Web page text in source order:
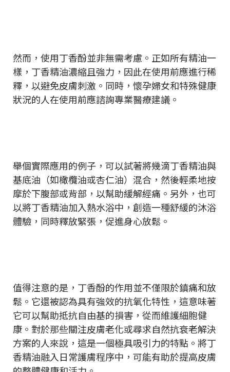
然而，使用丁香酚並非無需考慮。正如所有精油一
樣，丁香精油濃縮且強力，因此在使用前應進行稀
釋，以避免皮膚刺激。同時，懷孕婦女和特殊健康
狀況的人在使用前應諮詢專業醫療建議。
舉個實際應用的例子，可以試著將幾滴丁香精油與
基底油（如橄欖油或杏仁油）混合，然後輕柔地按
摩於下腹部或背部，以幫助緩解經痛。另外，也可
以將丁香精油加入熱水浴中，創造一種舒緩的沐浴
體驗，同時釋放緊張，促進身心放鬆。
值得注意的是，丁香酚的作用並不僅限於鎮痛和放
鬆。它還被認為具有強效的抗氧化特性，這意味著
它可以幫助抵抗自由基的損害，從而維護細胞健
康。對於那些關注皮膚老化或尋求自然抗衰老解決
方案的人來說，這是一個極具吸引力的特點。將丁
香精油融入日常護膚程序中，可能有助於提高皮膚